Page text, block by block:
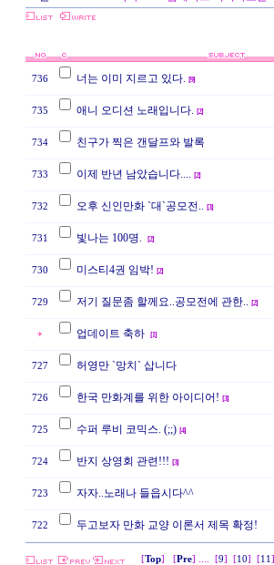
736 너는 이미 지르고 있다. [9]
735 애니 오디션 노래입니다. [2]
734 친구가 찍은 갠달프와 발록
733 이제 반년 남았습니다.... [2]
732 오후 신인만화 `대`공모전.. [3]
731 빛나는 100명. [2]
730 미스티4권 임박! [2]
729 저기 질문좀 할께요..공모전에 관한.. [2]
업데이트 축하 [1]
727 허영만 `망치` 삽니다
726 한국 만화계를 위한 아이디어! [3]
725 수퍼 루비 코믹스. (;;) [4]
724 반지 상영회 관련!!! [3]
723 자자..노래나 들읍시다^^
722 두고보자 만화 교양 이론서 제목 확정!
[Top] [Pre] .... [9] [10] [11